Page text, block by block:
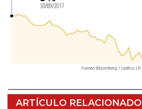
ARTÍCULO RELACIONADO